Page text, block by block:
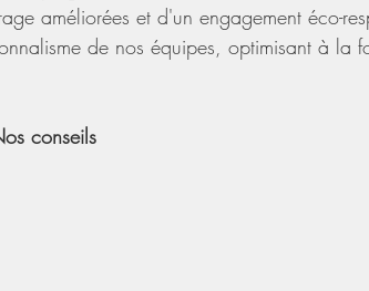
améliorées et d'un engagement éco-
de nos équipes, optimisant à la
conseils